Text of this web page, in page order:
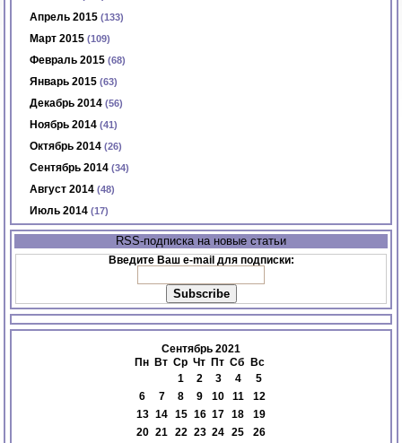
Апрель 2015 (133)
Март 2015 (109)
Февраль 2015 (68)
Январь 2015 (63)
Декабрь 2014 (56)
Ноябрь 2014 (41)
Октябрь 2014 (26)
Сентябрь 2014 (34)
Август 2014 (48)
Июль 2014 (17)
RSS-подписка на новые статьи
Введите Ваш e-mail для подписки:
Сентябрь 2021
Пн
Вт Ср Чт Пт Сб Вс
1 2 3 4
5
6
7 8 9 10 11
12
13 14 15 16 17 18
19
20 21 22 23 24 25
26